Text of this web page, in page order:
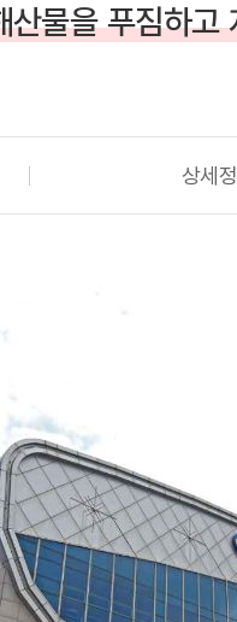
산물을 푸짐하고
상세